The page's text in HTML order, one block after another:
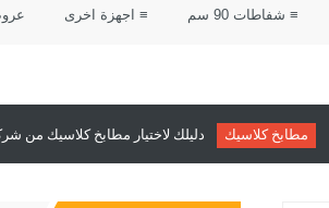
≡ شفاطات 90 سم ≡ اجهزة اخرى
دليلك لاختيار مطابخ كلاسيك من شركة مارنكو للمطابخ